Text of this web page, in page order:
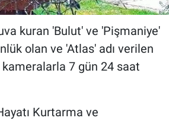
kuran 'Bulut' ve 'Pişmaniye'
olan ve 'Atlas' adı verilen
7 gün 24 saat
Kurtarma ve